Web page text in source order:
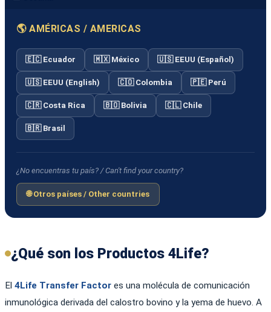
🌎 AMÉRICAS / AMERICAS
🇪🇨 Ecuador 🇲🇽 México 🇺🇸 EEUU (Español)
🇺🇸 EEUU (English) 🇨🇴 Colombia 🇵🇪 Perú
🇨🇷 Costa Rica 🇧🇴 Bolivia 🇨🇱 Chile
🇧🇷 Brasil
¿No encuentras tu país? / Can't find your country?
🌐 Otros países / Other countries
¿Qué son los Productos 4Life?
El 4Life Transfer Factor es una molécula de comunicación
inmunológica derivada del calostro bovino y la yema de huevo. A